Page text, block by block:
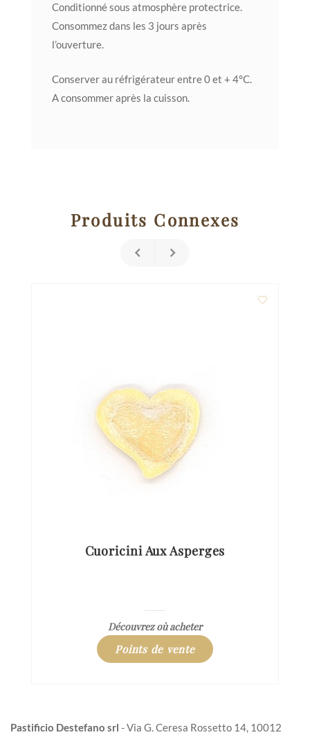
Conditionné sous atmosphère protectrice.
Consommez dans les 3 jours après
l’ouverture.
Conserver au réfrigérateur entre 0 et + 4°C.
A consommer après la cuisson.
Produits Connexes
Cuoricini Aux Asperges
Découvrez où acheter
Points de vente
Pastificio Destefano srl - Via G. Ceresa Rossetto 14, 10012